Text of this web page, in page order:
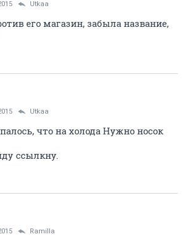
Utkaa
его магазин, забыла название,
Utkaa
что на холода Нужно носок
ссылкну.
Ramilla